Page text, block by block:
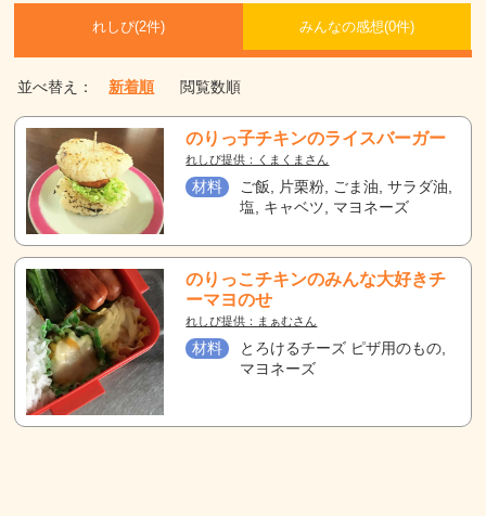
れしぴ(2件) みんなの感想(0件)
並べ替え： 新着順 閲覧数順
のりっ子チキンのライスバーガー
れしぴ提供：くまくまさん
材料
ご飯, 片栗粉, ごま油, サラダ油,
塩, キャベツ, マヨネーズ
のりっこチキンのみんな大好きチ
ーマヨのせ
れしぴ提供：まぁむさん
材料
とろけるチーズ ピザ用のもの,
マヨネーズ